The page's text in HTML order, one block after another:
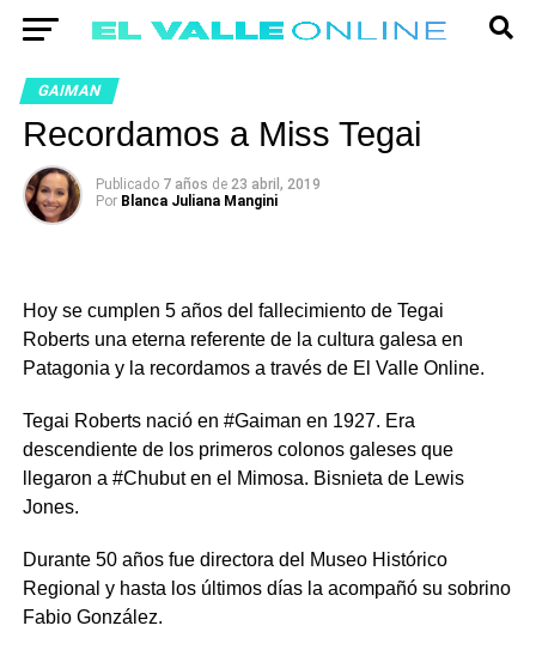
GAIMAN
Recordamos a Miss Tegai
Publicado 7 años de 23 abril, 2019
Por Blanca Juliana Mangini
Hoy se cumplen 5 años del fallecimiento de Tegai
Roberts una eterna referente de la cultura galesa en
Patagonia y la recordamos a través de El Valle Online.
Tegai Roberts nació en #Gaiman en 1927. Era
descendiente de los primeros colonos galeses que
llegaron a #Chubut en el Mimosa. Bisnieta de Lewis
Jones.
Durante 50 años fue directora del Museo Histórico
Regional y hasta los últimos días la acompañó su sobrino
Fabio González.